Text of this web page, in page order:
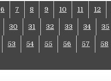
6 7 8 9 10 11 12
30 31 32 33 34 35
53 54 55 56 57 58